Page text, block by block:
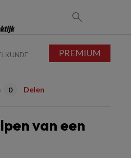
0 Delen
van een
PREMIUM